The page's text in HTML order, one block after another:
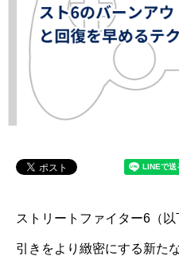
ストリートファイター6（
引きをより緻密にする新た